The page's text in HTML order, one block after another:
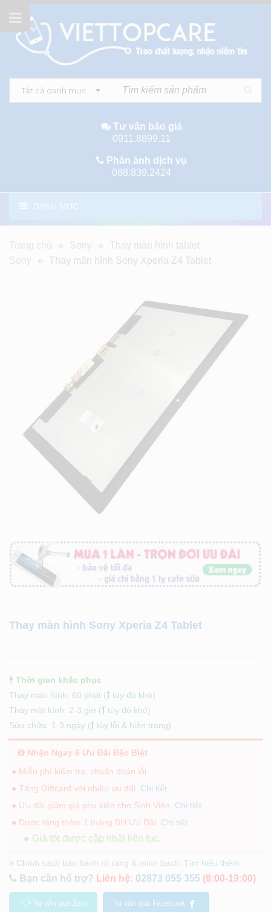
Tất cả danh mục
Tư vấn báo giá
0911.8899.11
Phản ánh dịch vụ
088.839.2424
DANH MỤC
Trang chủ » Sony »
Thay màn hình tablet
Sony
» Thay màn hình Sony Xperia Z4 Tablet
Thay màn hình Sony Xperia Z4 Tablet
Thời gian khắc phục
Thay màn hình: 60 phút (
tùy độ khó)
Thay mặt kính: 2-3 giờ (
tùy độ khó)
Sửa chữa: 1-3 ngày (
tùy lỗi & hiện trạng)
Nhận Ngay 6 Ưu Đãi Đặc Biệt
● Miễn phí kiểm tra, chuẩn đoán lỗi.
● Tặng Giftcard với nhiều ưu đãi. Chi tiết
● Ưu đãi giảm giá phụ kiện cho Sinh Viên. Chi tiết
● Được tặng thêm 1 tháng BH Ưu Đãi. Chi tiết
● Giá tốt được cập nhật liên tục.
Chính sách bảo hành rõ ràng & minh bạch. Tìm hiểu thêm
Bạn cần hổ trợ? Liên hệ: 02873 055 355 (8:00-19:00)
Tư vấn qua Zalo Tư vấn qua Facebook